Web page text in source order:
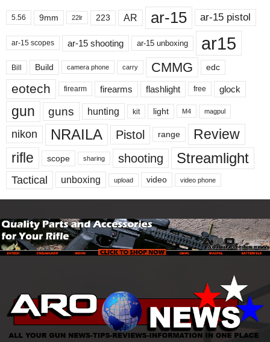
5.56 9mm 22lr 223 AR ar-15 ar-15 pistol
ar-15 scopes ar-15 shooting ar-15 unboxing ar15
Bill Build camera phone carry CMMG edc
eotech firearm firearms flashlight free glock
gun guns hunting kit light M4 magpul
nikon NRAILA Pistol range
Review
rifle
scope sharing shooting Streamlight
Tactical unboxing upload video video phone